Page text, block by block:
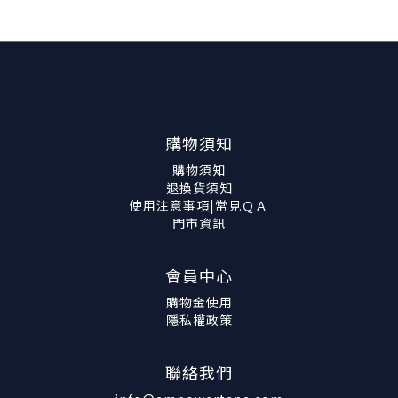
購物須知
購物須知
退換貨須知
使用注意事項|常見ＱＡ
門市資訊
會員中心
購物金使用
隱私權政策
聯絡我們